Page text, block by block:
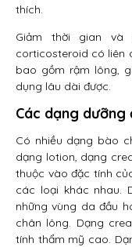
thích.
Giảm thời gian và
corticosteroid có liên
bao gồm rậm lông,
dụng lâu dài được.
Các dạng dưỡng
Có nhiều dạng bào
dạng lotion, dạng
thuộc vào đặc tính
các loại khác nhau.
những vùng da đầu
chân lông. Dạng
tính thẩm mỹ cao.